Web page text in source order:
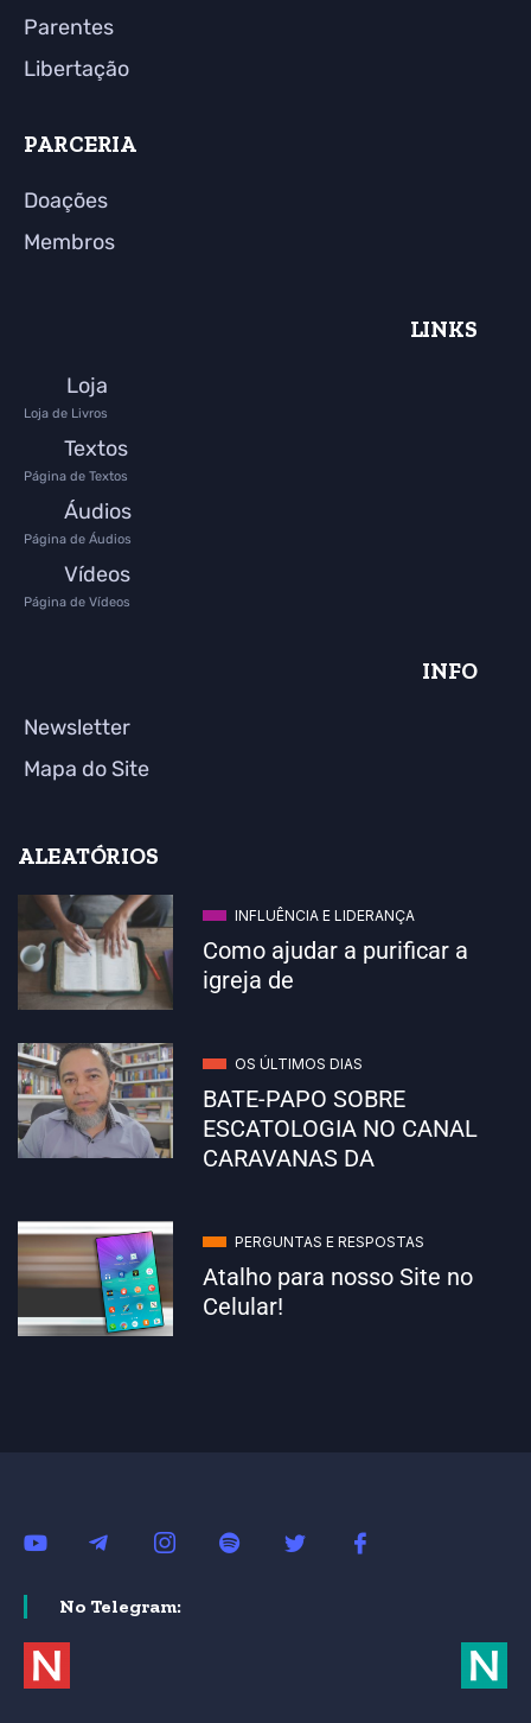
Parentes
Libertação
PARCERIA
Doações
Membros
LINKS
Loja
Loja de Livros
Textos
Página de Textos
Áudios
Página de Áudios
Vídeos
Página de Vídeos
INFO
Newsletter
Mapa do Site
ALEATÓRIOS
INFLUÊNCIA E LIDERANÇA
Como ajudar a purificar a
igreja de
OS ÚLTIMOS DIAS
BATE-PAPO SOBRE
ESCATOLOGIA NO CANAL
CARAVANAS DA
PERGUNTAS E RESPOSTAS
Atalho para nosso Site no
Celular!
No Telegram: